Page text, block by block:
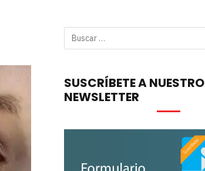
SUSCRÍBETE A NUESTRO
NEWSLETTER